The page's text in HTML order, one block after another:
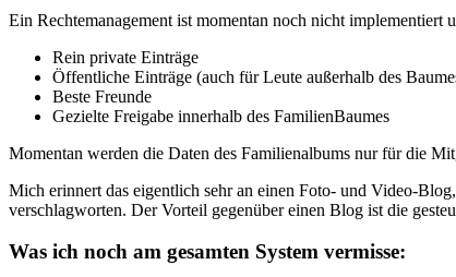
Ein Rechtemanagement ist momentan noch nicht implementiert
Rein private Einträge
Öffentliche Einträge (auch für Leute außerhalb des
Beste Freunde
Gezielte Freigabe innerhalb des FamilienBaumes
Momentan werden die Daten des Familienalbums nur für die
Mich erinnert das eigentlich sehr an einen Foto- und Video-
verschlagworten. Der Vorteil gegenüber einen Blog ist die
Was ich noch am gesamten System vermisse: